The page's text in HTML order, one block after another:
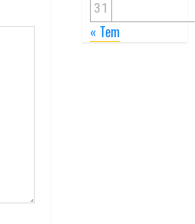
31
« Tem